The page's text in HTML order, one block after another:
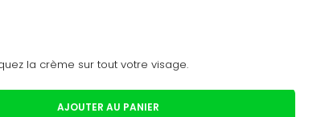
la crème sur tout votre visage.
AJOUTER AU PANIER